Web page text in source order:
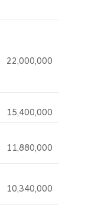
22,000,000
15,400,000
11,880,000
10,340,000